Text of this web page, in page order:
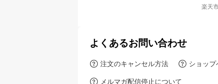
楽天
よくあるお問い合わせ
注文のキャンセル方法 ショッ
メルマガ配信停止について